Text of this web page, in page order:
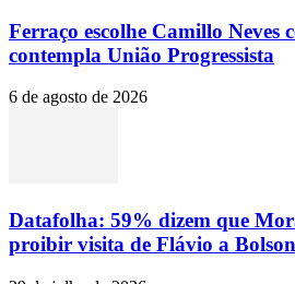
Ferraço escolhe Camillo Neves
contempla União Progressista
6 de agosto de 2026
Datafolha: 59% dizem que
proibir visita de Flávio a